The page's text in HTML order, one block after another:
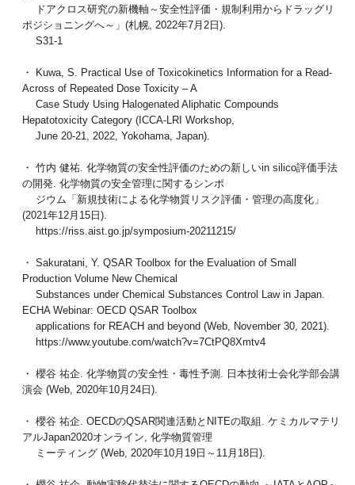
ドアクロス研究の新機軸～安全性評価・規制利用からドラッグリ
ポジショニングへ～」(札幌, 2022年7月2日).
S31-1
・ Kuwa, S. Practical Use of Toxicokinetics Information for a Read-
Across of Repeated Dose Toxicity – A
Case Study Using Halogenated Aliphatic Compounds
Hepatotoxicity Category (ICCA-LRI Workshop,
June 20-21, 2022, Yokohama, Japan).
・ 竹内 健祐. 化学物質の安全性評価のための新しいin silico評価手法
の開発. 化学物質の安全管理に関するシンポ
ジウム「新規技術による化学物質リスク評価・管理の高度化」
(2021年12月15日).
https://riss.aist.go.jp/symposium-20211215/
・ Sakuratani, Y. QSAR Toolbox for the Evaluation of Small
Production Volume New Chemical
Substances under Chemical Substances Control Law in Japan.
ECHA Webinar: OECD QSAR Toolbox
applications for REACH and beyond (Web, November 30, 2021).
https://www.youtube.com/watch?v=7CtPQ8Xmtv4
・ 櫻谷 祐企. 化学物質の安全性・毒性予測. 日本技術士会化学部会講
演会 (Web, 2020年10月24日).
・ 櫻谷 祐企. OECDのQSAR関連活動とNITEの取組. ケミカルマテリ
アルJapan2020オンライン, 化学物質管理
ミーティング (Web, 2020年10月19日～11月18日).